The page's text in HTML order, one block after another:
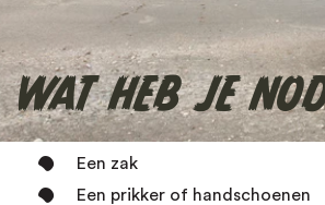
WAT HEB JE
Een zak
Een prikker of handschoenen
Luiaard
Neushoorn
Orang-oetan